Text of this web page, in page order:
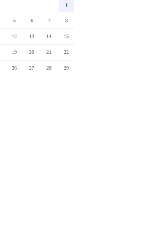
1
5 6 7 8
12 13 14 15
19 20 21 22
26 27 28 29